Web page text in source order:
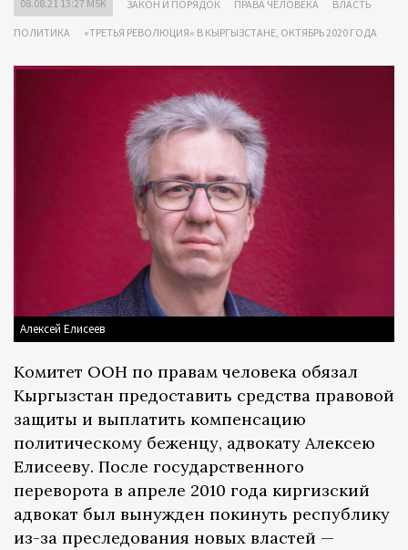
08.08.21 13:27 MSK ЗАКОН И ПОРЯДОК ПРАВА ЧЕЛОВЕКА ВЛАСТЬ
ПОЛИТИКА «ТРЕТЬЯ РЕВОЛЮЦИЯ» В КЫРГЫЗСТАНЕ, ОКТЯБРЬ 2020 ГОДА
Алексей Елисеев
Комитет ООН по правам человека обязал
Кыргызстан предоставить средства правовой
защиты и выплатить компенсацию
политическому беженцу, адвокату Алексею
Елисееву. После государственного
переворота в апреле 2010 года киргизский
адвокат был вынужден покинуть республику
из-за преследования новых властей —